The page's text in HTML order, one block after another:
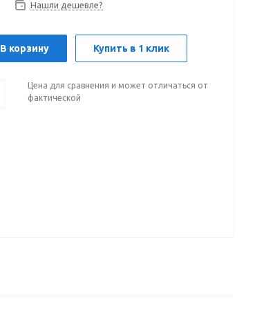
Нашли дешевле?
В корзину Купить в 1 клик
Цена для сравнения и может отличаться от
фактической